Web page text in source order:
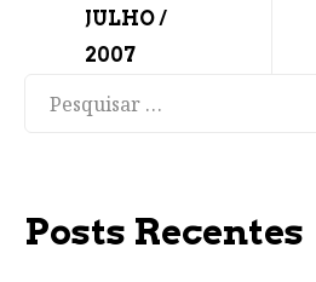
JULHO /
2007
Posts Recentes